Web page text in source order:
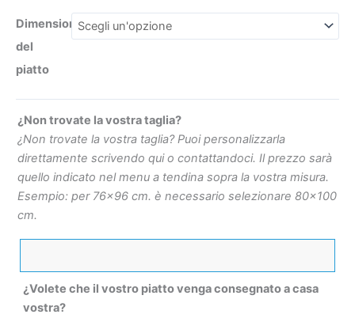
Dimensioni
del
piatto
¿Non trovate la vostra taglia?
¿Non trovate la vostra taglia? Puoi personalizzarla
direttamente scrivendo qui o contattandoci. Il prezzo sarà
quello indicato nel menu a tendina sopra la vostra misura.
Esempio: per 76×96 cm. è necessario selezionare 80×100
cm.
¿Volete che il vostro piatto venga consegnato a casa
vostra?